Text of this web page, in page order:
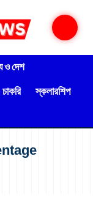
ও দেশ
চাকরি
স্কলারশিপ